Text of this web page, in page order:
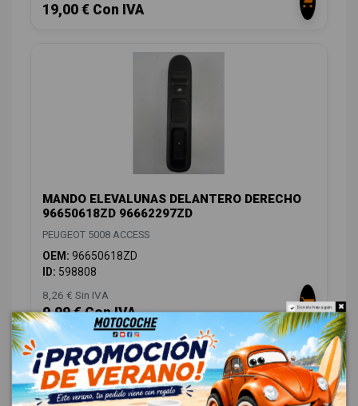
19,00 € Con IVA
MANDO ELEVALUNAS DELANTERO DERECHO
96650618ZD 96662297ZD
PEUGEOT 5008 ACCESS
OEM: 96650618ZD
ID: 598808
8,26 € Sin IVA
9,99 € Con IVA Do not show again.